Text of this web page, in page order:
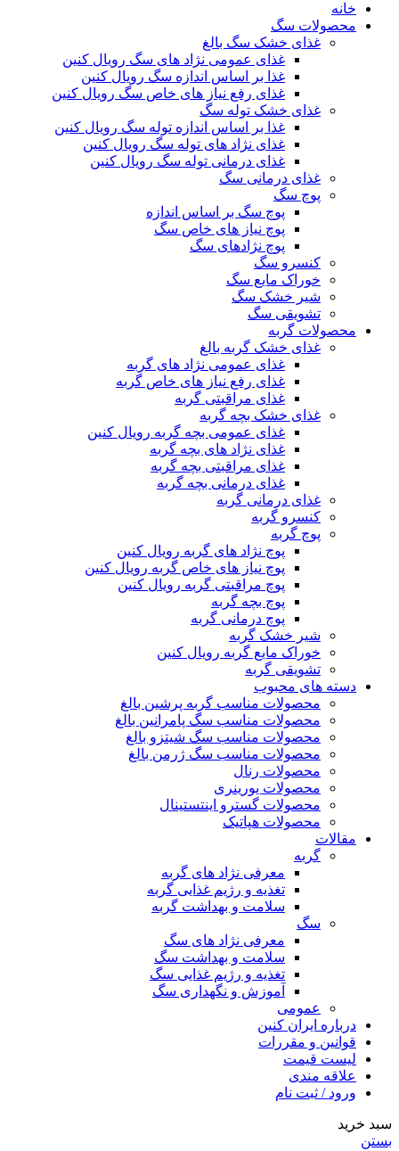
خانه
محصولات سگ
غذای خشک سگ بالغ
غذای عمومی نژاد های سگ رویال کنین
غذا بر اساس اندازه سگ رویال کنین
غذای رفع نیاز های خاص سگ رویال کنین
غذای خشک توله سگ
غذا بر اساس اندازه توله سگ رویال کنین
غذای نژاد های توله سگ رویال کنین
غذای درمانی توله سگ رویال کنین
غذای درمانی سگ
پوچ سگ
پوچ سگ بر اساس اندازه
پوچ نیاز های خاص سگ
پوچ نژادهای سگ
کنسرو سگ
خوراک مایع سگ
شیر خشک سگ
تشویقی سگ
محصولات گربه
غذای خشک گربه بالغ
غذای عمومی نژاد های گربه
غذای رفع نیاز های خاص گربه
غذای مراقبتی گربه
غذای خشک بچه گربه
غذای عمومی بچه گربه رویال کنین
غذای نژاد های بچه گربه
غذای مراقبتی بچه گربه
غذای درمانی بچه گربه
غذای درمانی گربه
کنسرو گربه
پوچ گربه
پوچ نژاد های گربه رویال کنین
پوچ نیاز های خاص گربه رویال کنین
پوچ مراقبتی گربه رویال کنین
پوچ بچه گربه
پوچ درمانی گربه
شیر خشک گربه
خوراک مایع گربه رویال کنین
تشویقی گربه
دسته های محبوب
محصولات مناسب گربه پرشین بالغ
محصولات مناسب سگ پامرانین بالغ
محصولات مناسب سگ شیتزو بالغ
محصولات مناسب سگ ژرمن بالغ
محصولات رنال
محصولات یورینری
محصولات گسترو اینتستینال
محصولات هپاتیک
مقالات
گربه
معرفی نژاد های گربه
تغذیه و رژیم غذایی گربه
سلامت و بهداشت گربه
سگ
معرفی نژاد های سگ
سلامت و بهداشت سگ
تغذیه و رژیم غذایی سگ
آموزش و نگهداری سگ
عمومی
درباره ایران کنین
قوانین و مقررات
لیست قیمت
علاقه مندی
ورود / ثبت نام
سبد خرید
بستن